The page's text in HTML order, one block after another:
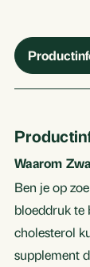
Waarom
Ben je op
bloeddruk te
cholesterol
supplement